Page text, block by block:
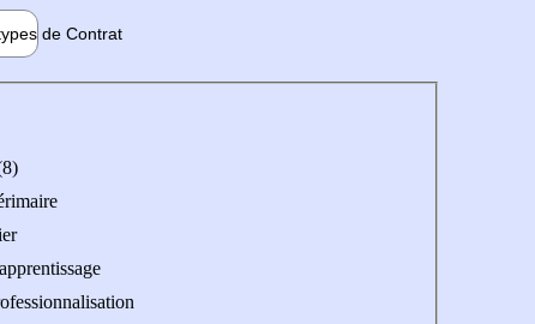
de Contrat